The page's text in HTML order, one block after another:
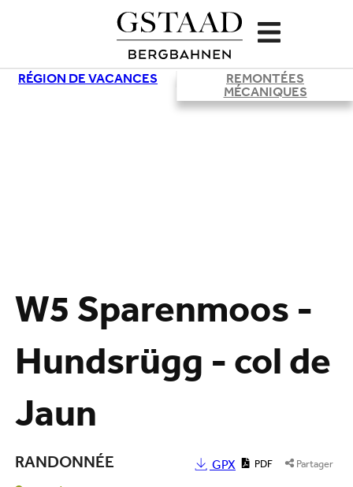
RÉGION DE VACANCES
REMONTÉES
MÉCANIQUES
Chargement
W5 Sparenmoos -
Hundsrügg - col de
Jaun
RANDONNÉE GPX PDF Partager